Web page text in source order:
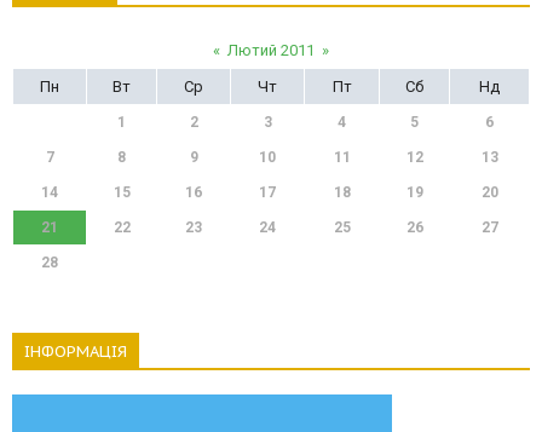
« Лютий 2011 »
Пн
Вт Ср Чт Пт Сб Нд
1 2 3 4 5 6
7 8 9 10 11 12 13
14 15 16 17 18 19 20
21 22 23 24 25 26 27
28
ІНФОРМАЦІЯ